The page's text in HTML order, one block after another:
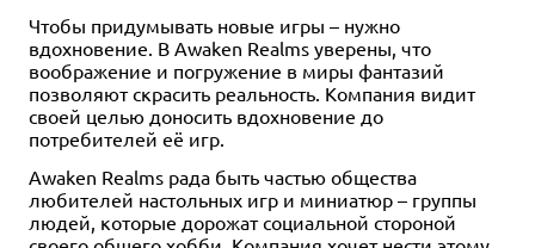
Чтобы придумывать новые игры – нужно
вдохновение. В Awaken Realms уверены, что
воображение и погружение в миры фантазий
позволяют скрасить реальность. Компания видит
своей целью доносить вдохновение до
потребителей её игр.
Awaken Realms рада быть частью общества
любителей настольных игр и миниатюр – группы
людей, которые дорожат социальной стороной